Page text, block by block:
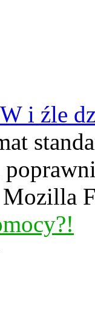
i źle